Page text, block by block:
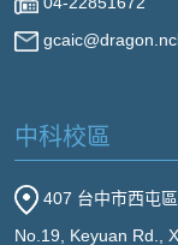
中科校區
407 台中市西屯
No.19, Keyuan Rd.,